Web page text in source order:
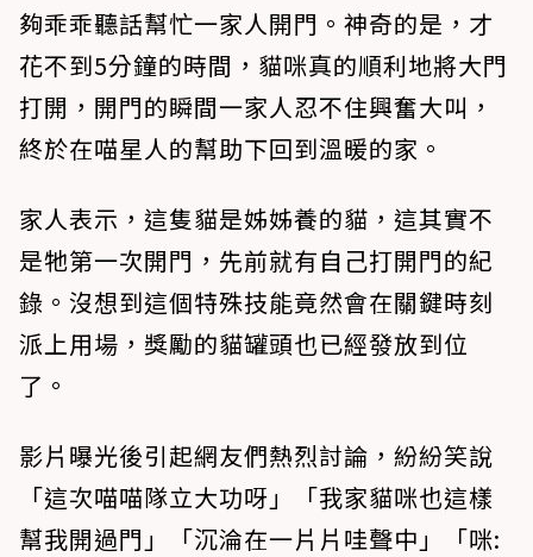
夠乖乖聽話幫忙一家人開門。神奇的是，才
花不到5分鐘的時間，貓咪真的順利地將大門
打開，開門的瞬間一家人忍不住興奮大叫，
終於在喵星人的幫助下回到溫暖的家。
家人表示，這隻貓是姊姊養的貓，這其實不
是牠第一次開門，先前就有自己打開門的紀
錄。沒想到這個特殊技能竟然會在關鍵時刻
派上用場，獎勵的貓罐頭也已經發放到位
了。
影片曝光後引起網友們熱烈討論，紛紛笑說
「這次喵喵隊立大功呀」「我家貓咪也這樣
幫我開過門」「沉淪在一片片哇聲中」「咪: